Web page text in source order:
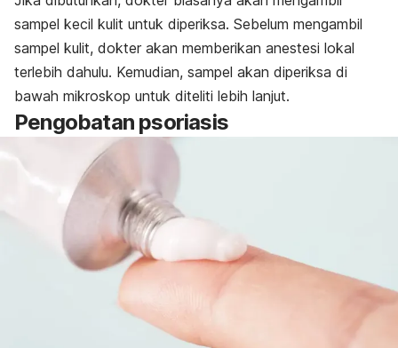
sampel kecil kulit untuk diperiksa. Sebelum mengambil
sampel kulit, dokter akan memberikan anestesi lokal
terlebih dahulu. Kemudian, sampel akan diperiksa di
bawah mikroskop untuk diteliti lebih lanjut.
Pengobatan psoriasis